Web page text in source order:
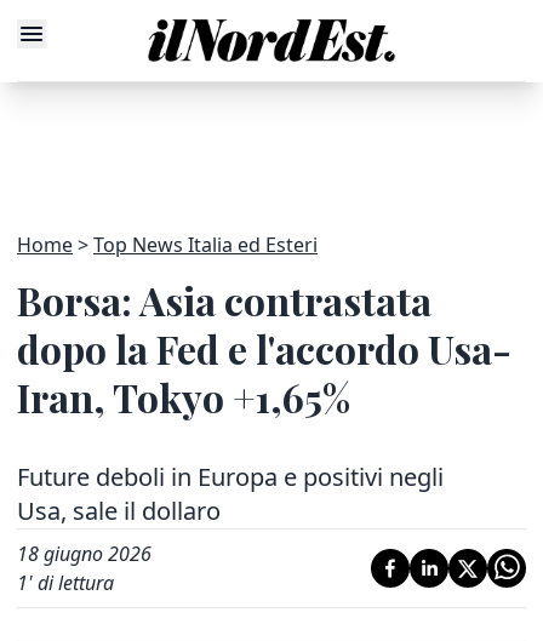
Home Top News Italia ed Esteri
Borsa: Asia contrastata
dopo la Fed e l'accordo Usa-
Iran, Tokyo +1,65%
Future deboli in Europa e positivi negli
Usa, sale il dollaro
18 giugno 2026
1' di lettura